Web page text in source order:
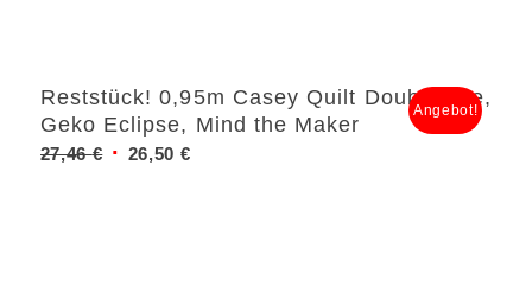
Reststück! 0,95m Casey Quilt Doubleface,
Geko Eclipse, Mind the Maker
27,46€ Ursprünglicher
26,50 €Aktueller
Angebot!